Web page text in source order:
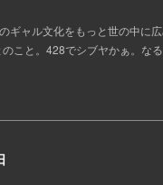
ギャル文化をもっと世の中に
こと。428でシブヤかぁ。な